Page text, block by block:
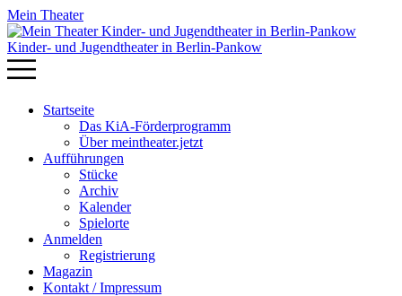
Mein Theater
Kinder- und Jugendtheater in Berlin‑Pankow
Startseite
Das KiA-Förderprogramm
Über meintheater.jetzt
Aufführungen
Stücke
Archiv
Kalender
Spielorte
Anmelden
Registrierung
Magazin
Kontakt / Impressum